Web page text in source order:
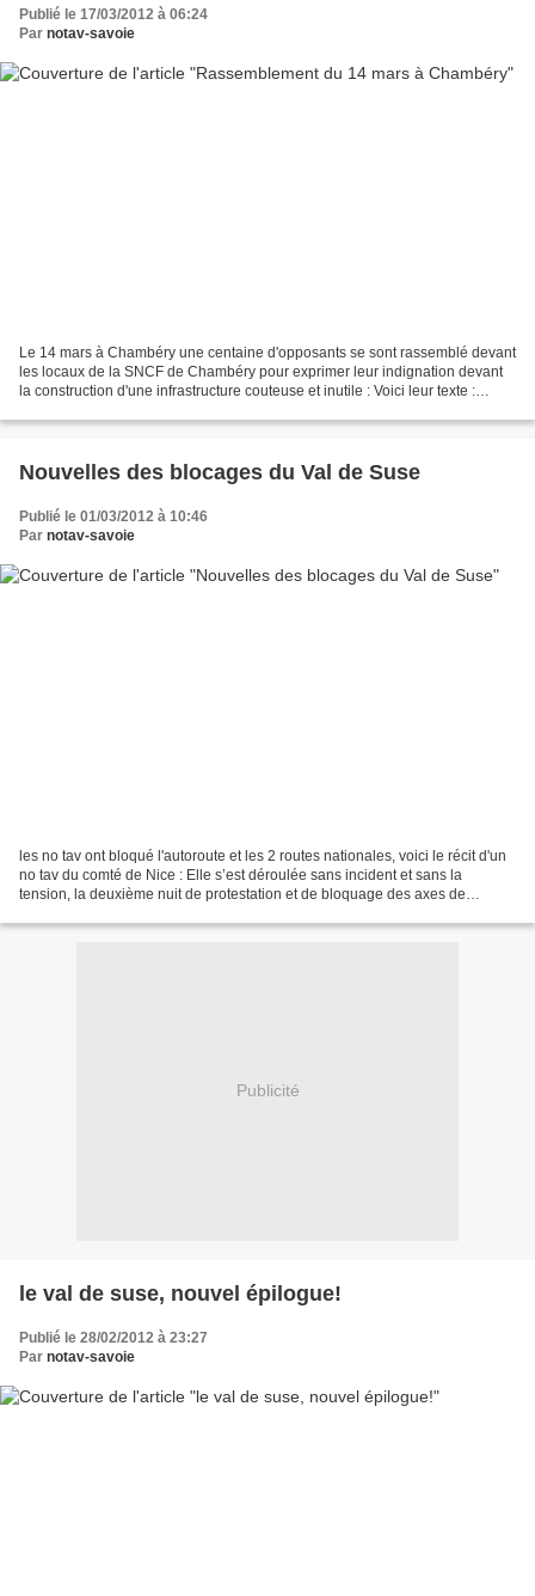
Publié le 17/03/2012 à 06:24
Par notav-savoie
Le 14 mars à Chambéry une centaine d'opposants se sont rassemblé devant
les locaux de la SNCF de Chambéry pour exprimer leur indignation devant
la construction d'une infrastructure couteuse et inutile : Voici leur texte :
Nouvelles des blocages du Val de Suse
Publié le 01/03/2012 à 10:46
Par notav-savoie
les no tav ont bloqué l'autoroute et les 2 routes nationales, voici le récit d'un
no tav du comté de Nice : Elle s’est déroulée sans incident et sans la
tension, la deuxième nuit de protestation et de bloquage des axes de
Publicité
le val de suse, nouvel épilogue!
Publié le 28/02/2012 à 23:27
Par notav-savoie